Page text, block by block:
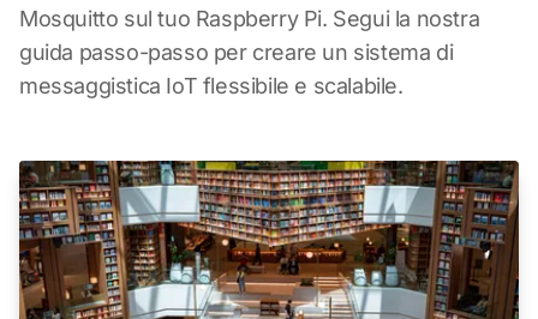
Mosquitto sul tuo Raspberry Pi. Segui la nostra
guida passo-passo per creare un sistema di
messaggistica IoT flessibile e scalabile.